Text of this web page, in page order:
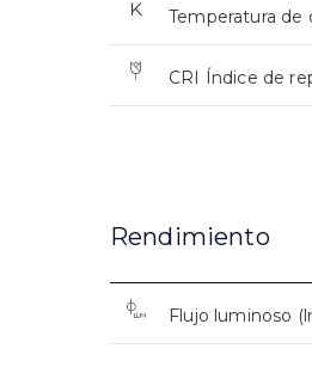
Temperatura de
CRI Índice de
Rendimiento
Flujo luminoso